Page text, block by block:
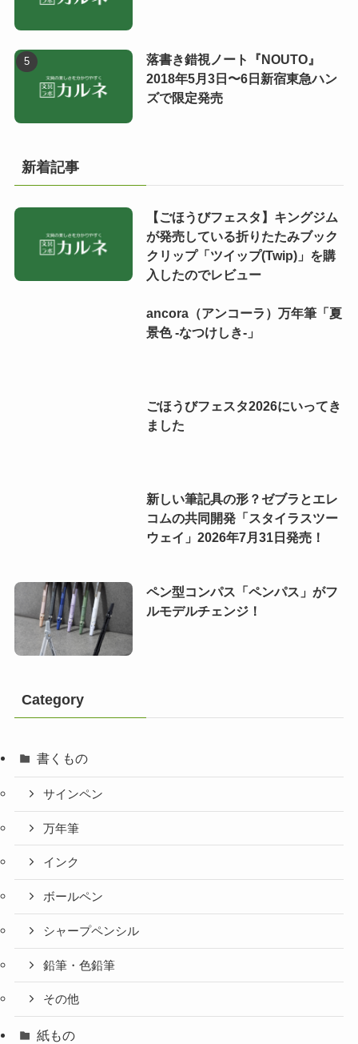
落書き錯視ノート『NOUTO』
2018年5月3日〜6日新宿東急ハン
ズで限定発売
新着記事
【ごほうびフェスタ】キングジム
が発売している折りたたみブック
クリップ「ツイップ(Twip)」を購
入したのでレビュー
ancora（アンコーラ）万年筆「夏
景色 -なつけしき-」
ごほうびフェスタ2026にいってき
ました
新しい筆記具の形？ゼブラとエレ
コムの共同開発「スタイラスツー
ウェイ」2026年7月31日発売！
ペン型コンパス「ペンパス」がフ
ルモデルチェンジ！
Category
書くもの
サインペン
万年筆
インク
ボールペン
シャープペンシル
鉛筆・色鉛筆
その他
紙もの